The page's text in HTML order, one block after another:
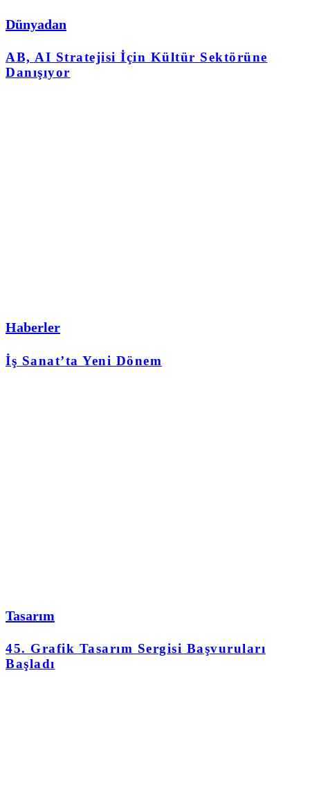
Dünyadan
AB, AI Stratejisi İçin Kültür Sektörüne
Danışıyor
Haberler
İş Sanat’ta Yeni Dönem
Tasarım
45. Grafik Tasarım Sergisi Başvuruları
Başladı